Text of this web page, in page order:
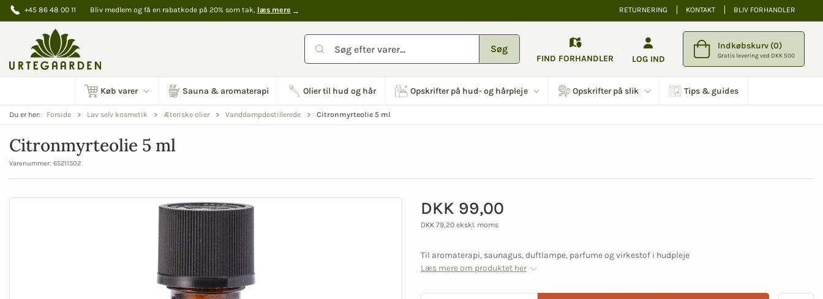
+45 86 48 00 11 Bliv medlem og få en rabatkode på 20% som tak, læs mere RETURNERING KONTAKT BLIV FORHANDLER
Søg
FIND FORHANDLER LOG IND
Indkøbskurv (0)
Gratis levering ved DKK 500
Køb varer Sauna & aromaterapi Olier til hud og hår Opskrifter på hud- og hårpleje Opskrifter på slik Tips & guides
Du er her: Forside Lav selv kosmetik Æteriske olier Vanddampdestillerede Citronmyrteolie 5 ml
Citronmyrteolie 5 ml
Varenummer: 65211502
DKK 99,00
DKK 79,20 ekskl. moms
Til aromaterapi, saunagus, duftlampe, parfume og virkestof i hudpleje
Læs mere om produktet her